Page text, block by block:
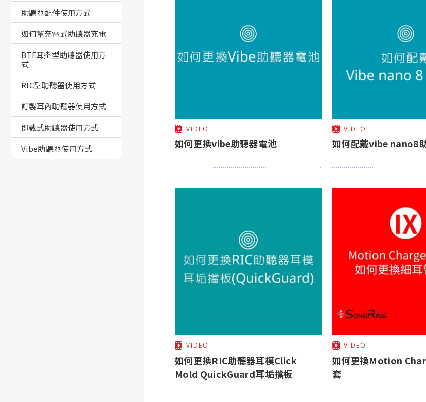
助聽器配件使用方式
如何幫充電式助聽器充電
BTE耳掛型助聽器使用方
式
RIC型助聽器使用方式
訂製耳內助聽器使用方式
即戴式助聽器使用方式
Vibe助聽器使用方式
VIDEO
如何更換vibe助聽器電池
VIDEO
如何配戴vibe nano8
VIDEO
如何更換RIC助聽器耳模Click
Mold QuickGuard耳垢擋板
VIDEO
如何更換Motion
套